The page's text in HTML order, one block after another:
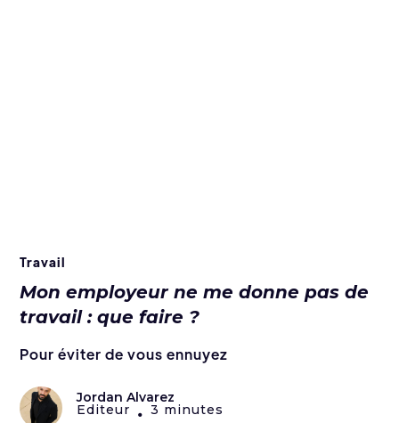
Travail
Mon employeur ne me donne pas de
travail : que faire ?
Pour éviter de vous ennuyez
Jordan Alvarez
Editeur • 3 minutes